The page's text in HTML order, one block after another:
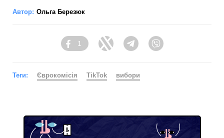
Автор: Ольга Березюк
Facebook
1
Twitter TelegramViber
Теги: Єврокомісія TikTok вибори